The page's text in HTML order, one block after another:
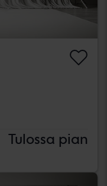
Tulossa pian